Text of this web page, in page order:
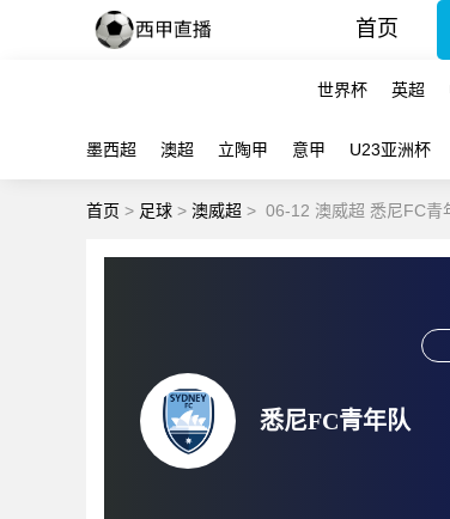
首页
世界杯 英超
墨西超 澳超 立陶甲 意甲 U23亚洲杯
首页 > 足球 > 澳威超 > 06-12 澳威超 悉尼FC青
悉尼FC青年队